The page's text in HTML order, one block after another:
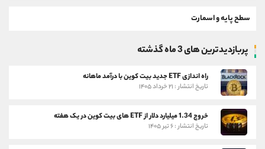
سطح پایه و اسمارت
پربازدیدترین های 3 ماه گذشته
راه اندازی ETF جدید بیت کوین با درآمد ماهانه
تاریخ انتشار : ۲۱ خرداد ۱۴۰۵
خروج 1.34 میلیارد دلار از ETF های بیت کوین در یک هفته
تاریخ انتشار : ۶ تیر ۱۴۰۵